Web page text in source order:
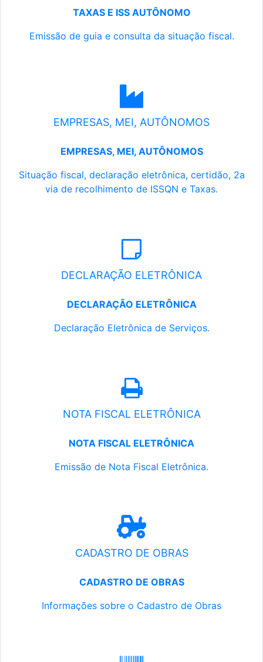
TAXAS E ISS AUTÔNOMO
Emissão de guia e consulta da situação fiscal.
EMPRESAS, MEI, AUTÔNOMOS
EMPRESAS, MEI, AUTÔNOMOS
Situação fiscal, declaração eletrônica, certidão, 2a
via de recolhimento de ISSQN e Taxas.
DECLARAÇÃO ELETRÔNICA
DECLARAÇÃO ELETRÔNICA
Declaração Eletrônica de Serviços.
NOTA FISCAL ELETRÔNICA
NOTA FISCAL ELETRÔNICA
Emissão de Nota Fiscal Eletrônica.
CADASTRO DE OBRAS
CADASTRO DE OBRAS
Informações sobre o Cadastro de Obras